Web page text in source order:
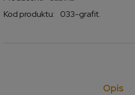
Kod produktu:
033-grafit.
Opis